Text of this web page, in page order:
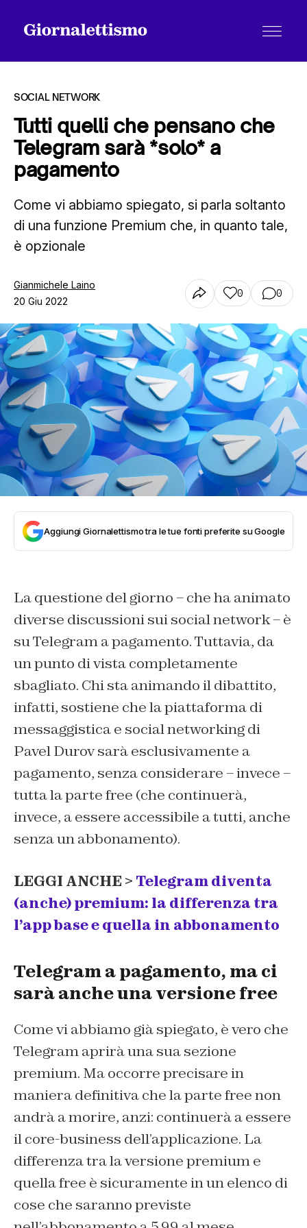
Tutti gli articoli
Chi siamo
Contatti
SOCIAL NETWORK
Tutti quelli che pensano che
Telegram sarà *solo* a
pagamento
Come vi abbiamo spiegato, si parla soltanto
di una funzione Premium che, in quanto tale,
è opzionale
Gianmichele Laino
20 Giu 2022
0 0
Aggiungi Giornalettismo tra le tue fonti preferite su Google
La questione del giorno – che ha animato
diverse discussioni sui social network – è
su Telegram a pagamento. Tuttavia, da
un punto di vista completamente
sbagliato. Chi sta animando il dibattito,
infatti, sostiene che la piattaforma di
messaggistica e social networking di
Pavel Durov sarà esclusivamente a
pagamento, senza considerare – invece –
tutta la parte free (che continuerà,
invece, a essere accessibile a tutti, anche
senza un abbonamento).
LEGGI ANCHE > Telegram diventa
(anche) premium: la differenza tra
l’app base e quella in abbonamento
Telegram a pagamento, ma ci
sarà anche una versione free
Come vi abbiamo già spiegato, è vero che
Telegram aprirà una sua sezione
premium. Ma occorre precisare in
maniera definitiva che la parte free non
andrà a morire, anzi: continuerà a essere
il core-business dell’applicazione. La
differenza tra la versione premium e
quella free è sicuramente in un elenco di
cose che saranno previste